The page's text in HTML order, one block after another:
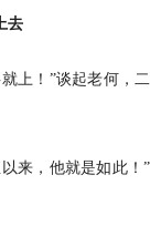
去
上！”谈起老何，
来，他就是如此